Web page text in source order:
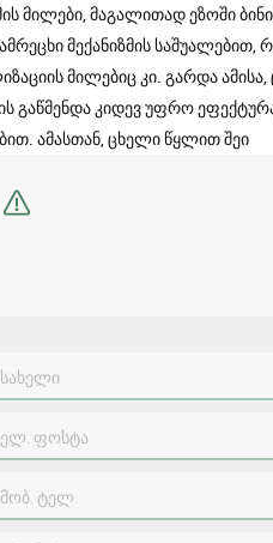
მილები, მაგალითად ეზოში
მექანიზმის საშუალებით,
მილებიც კი. გარდა
გაწმენდა კიდევ უფრო
ამასთან, ცხელი წყლით შეი